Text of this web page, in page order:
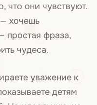
что они чувствуют.
хочешь
простая фраза,
чудеса.
уважение к
детям